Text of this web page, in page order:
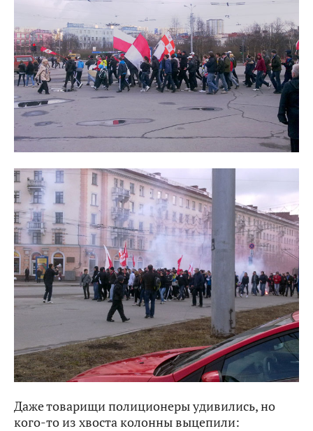
Даже товарищи полиционеры удивились, но
кого-то из хвоста колонны выцепили: